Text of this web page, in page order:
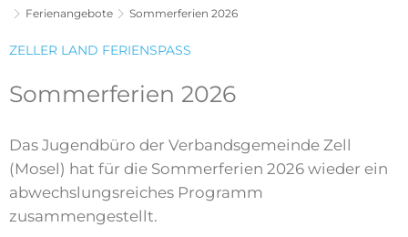
Ferienangebote
Sommerferien 2026
ZELLER LAND FERIENSPASS
Sommerferien 2026
Das Jugendbüro der Verbandsgemeinde Zell
(Mosel) hat für die Sommerferien 2026 wieder ein
abwechslungsreiches Programm
zusammengestellt.